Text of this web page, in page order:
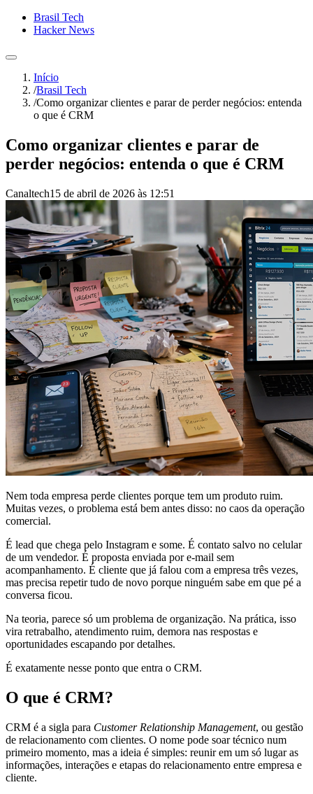
Brasil Tech
Hacker News
Início
/Brasil Tech
/Como organizar clientes e parar de perder negócios: entenda
o que é CRM
Como organizar clientes e parar de
perder negócios: entenda o que é CRM
Canaltech15 de abril de 2026 às 12:51
Nem toda empresa perde clientes porque tem um produto ruim.
Muitas vezes, o problema está bem antes disso: no caos da operação
comercial.
É lead que chega pelo Instagram e some. É contato salvo no celular
de um vendedor. É proposta enviada por e-mail sem
acompanhamento. É cliente que já falou com a empresa três vezes,
mas precisa repetir tudo de novo porque ninguém sabe em que pé a
conversa ficou.
Na teoria, parece só um problema de organização. Na prática, isso
vira retrabalho, atendimento ruim, demora nas respostas e
oportunidades escapando por detalhes.
É exatamente nesse ponto que entra o CRM.
O que é CRM?
CRM é a sigla para Customer Relationship Management, ou gestão
de relacionamento com clientes. O nome pode soar técnico num
primeiro momento, mas a ideia é simples: reunir em um só lugar as
informações, interações e etapas do relacionamento entre empresa e
cliente.